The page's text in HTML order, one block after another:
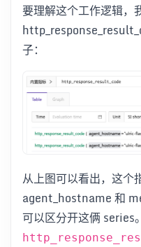
要理解这个工作逻辑，
子：
从上图可以看出，这个
agent_hostname 和
可以区分开这俩 series